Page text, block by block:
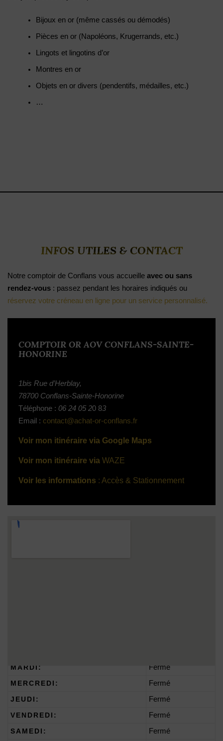
Bijoux en or (même cassés ou démodés)
Pièces en or (Napoléons, Krugerrands, etc.)
Lingots et lingotins d’or
Montres en or
Objets en or divers (pendentifs, médailles, etc.)
…
INFOS UTILES & CONTACT
Notre comptoir de Conflans vous accueille avec ou sans
rendez-vous : passez pendant les horaires indiqués ou
réservez votre créneau en ligne pour un service personnalisé.
COMPTOIR ORAOV CONFLANS-SAINTE-
HONORINE
1bis Rue d’Herblay,
78700 Conflans-Sainte-Honorine
Téléphone :06 24 05 20 83
Email : contact@achat-or-conflans.fr
Voir mon itinéraire via Google Maps
Voir mon itinéraire viaWAZE
Voir les informations : Accès & Stationnement
MARDI:
Fermé
MERCREDI:
Fermé
JEUDI:
Fermé
VENDREDI:
Fermé
SAMEDI:
Fermé